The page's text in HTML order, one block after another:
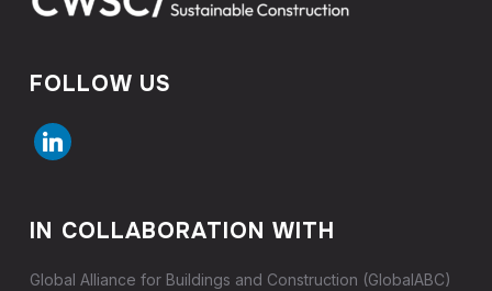
FOLLOW US
linkedin
IN COLLABORATION WITH
Global Alliance for Buildings and Construction (GlobalABC)